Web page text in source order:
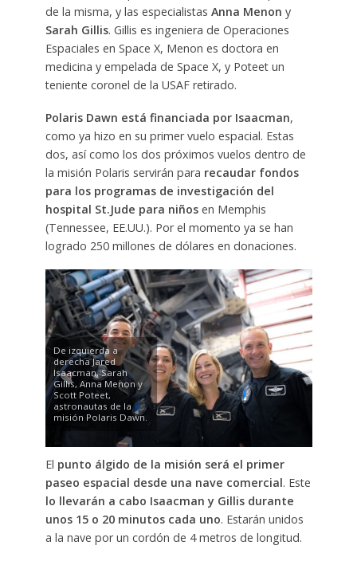
de la misma, y las especialistas Anna Menon y
Sarah Gillis. Gillis es ingeniera de Operaciones
Espaciales en Space X, Menon es doctora en
medicina y empelada de Space X, y Poteet un
teniente coronel de la USAF retirado.
Polaris Dawn está financiada por Isaacman,
como ya hizo en su primer vuelo espacial. Estas
dos, así como los dos próximos vuelos dentro de
la misión Polaris servirán para recaudar fondos
para los programas de investigación del
hospital St.Jude para niñosen Memphis
(Tennessee, EE.UU.). Por el momento ya se han
logrado 250 millones de dólares en donaciones.
De izquierda a
derecha Jared
Isaacman, Sarah
Gillis, Anna Menon y
Scott Poteet,
astronautas de la
misión Polaris Dawn.
El punto álgido de la misión será el primer
paseo espacial desde una nave comercial. Este
lo llevarán a cabo Isaacman y Gillis durante
unos 15 o 20 minutos cada uno. Estarán unidos
a la nave por un cordón de 4 metros de longitud.